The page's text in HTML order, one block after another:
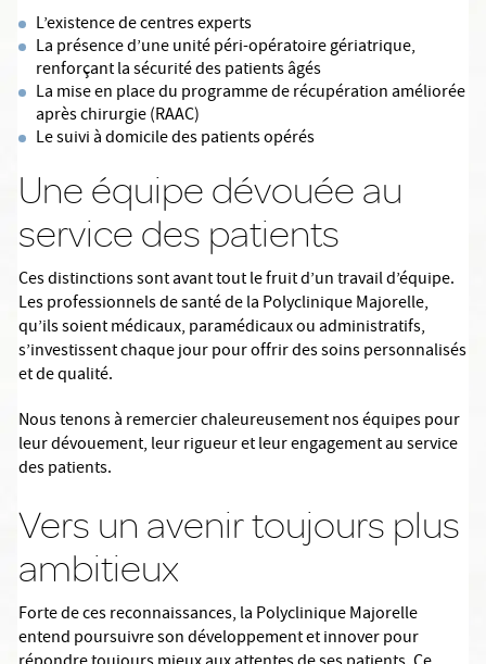
L’existence de centres experts
La présence d’une unité péri-opératoire gériatrique,
renforçant la sécurité des patients âgés
La mise en place du programme de récupération améliorée
après chirurgie (RAAC)
Le suivi à domicile des patients opérés
Une équipe dévouée au
service des patients
Ces distinctions sont avant tout le fruit d’un travail d’équipe.
Les professionnels de santé de la Polyclinique Majorelle,
qu’ils soient médicaux, paramédicaux ou administratifs,
s’investissent chaque jour pour offrir des soins personnalisés
et de qualité.
Nous tenons à remercier chaleureusement nos équipes pour
leur dévouement, leur rigueur et leur engagement au service
des patients.
Vers un avenir toujours plus
ambitieux
Forte de ces reconnaissances, la Polyclinique Majorelle
entend poursuivre son développement et innover pour